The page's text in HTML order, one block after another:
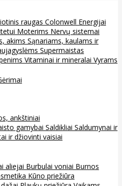
raugas Colonwell Energijai
Moterims Nervų sistemai
akims Sąnariams, kaulams ir
Supermaistas
Vitaminai ir mineralai Vyrams
ankštiniai
gamybai Saldikliai Saldumynai ir
ir džiovinti vaisiai
aliejai Burbulai voniai Burnos
Kūno priežiūra